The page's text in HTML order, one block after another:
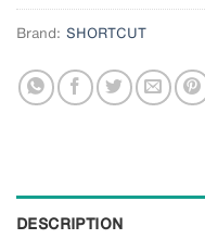
Brand: SHORTCUT
DESCRIPTION